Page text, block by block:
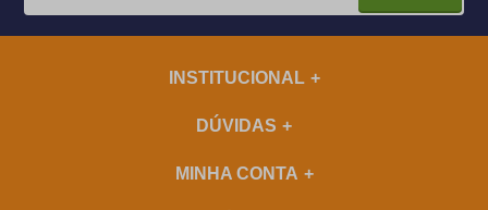
INSTITUCIONAL
DÚVIDAS
MINHA CONTA